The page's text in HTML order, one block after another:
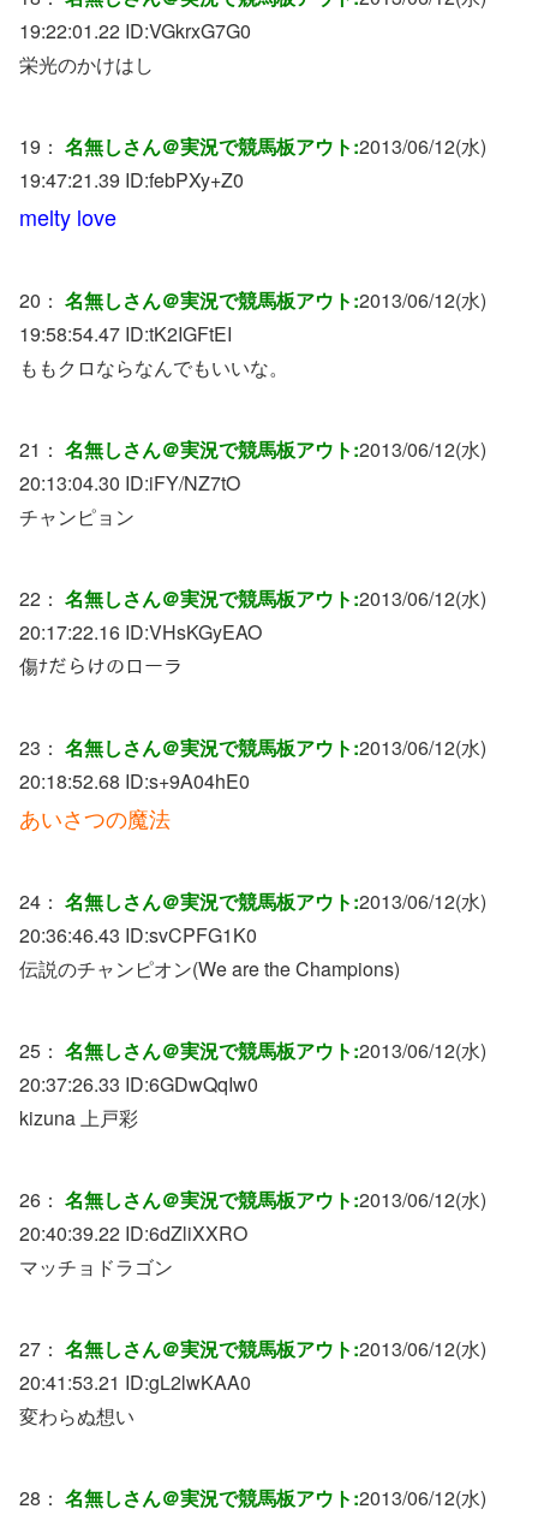
19:22:01.22 ID:VGkrxG7G0
栄光のかけはし
19： 名無しさん＠実況で競馬板アウト:2013/06/12(水)
19:47:21.39 ID:febPXy+Z0
melty love
20： 名無しさん＠実況で競馬板アウト:2013/06/12(水)
19:58:54.47 ID:tK2IGFtEI
ももクロならなんでもいいな。
21： 名無しさん＠実況で競馬板アウト:2013/06/12(水)
20:13:04.30 ID:iFY/NZ7tO
チャンピョン
22： 名無しさん＠実況で競馬板アウト:2013/06/12(水)
20:17:22.16 ID:VHsKGyEAO
傷ﾅだらけのローラ
23： 名無しさん＠実況で競馬板アウト:2013/06/12(水)
20:18:52.68 ID:s+9A04hE0
あいさつの魔法
24： 名無しさん＠実況で競馬板アウト:2013/06/12(水)
20:36:46.43 ID:svCPFG1K0
伝説のチャンピオン(We are the Champions)
25： 名無しさん＠実況で競馬板アウト:2013/06/12(水)
20:37:26.33 ID:6GDwQqIw0
kizuna 上戸彩
26： 名無しさん＠実況で競馬板アウト:2013/06/12(水)
20:40:39.22 ID:6dZliXXRO
マッチョドラゴン
27： 名無しさん＠実況で競馬板アウト:2013/06/12(水)
20:41:53.21 ID:gL2lwKAA0
変わらぬ想い
28： 名無しさん＠実況で競馬板アウト:2013/06/12(水)